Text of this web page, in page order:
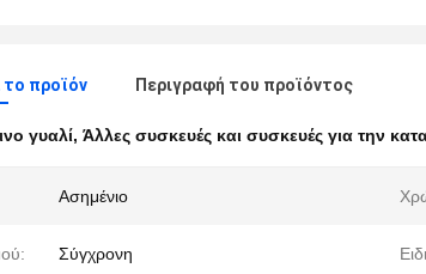
το προϊόν Περιγραφή του προϊόντος
γυαλί, Άλλες συσκευές και συσκευές για την
Ασημένιο
Σύγχρονη